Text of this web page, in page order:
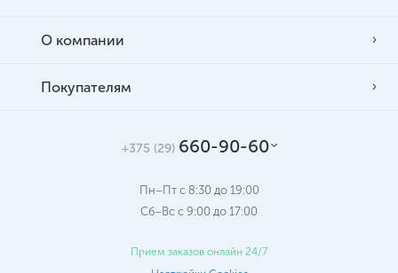
О компании
Покупателям
+375 (29) 660-90-60
Пн–Пт с 8:30 до 19:00
Сб–Вс c 9:00 до 17:00
Прием заказов онлайн 24/7